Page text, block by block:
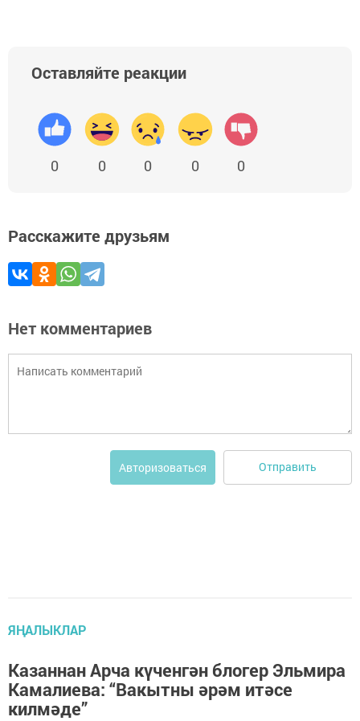
Оставляйте реакции
0 0 0 0 0
Расскажите друзьям
Нет комментариев
Авторизоваться Отправить
ЯҢАЛЫКЛАР
Казаннан Арча күченгән блогер Эльмира
Камалиева: “Вакытны әрәм итәсе
килмәде”